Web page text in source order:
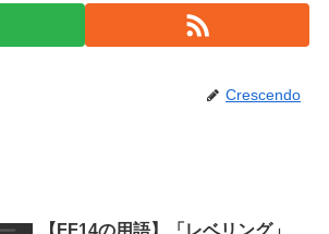
Crescendo
【FF14の用語】「レベリング」